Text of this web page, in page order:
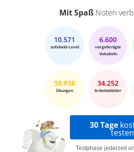
Mit Spaß Noten
10.571
sofaheld-Level
6.600
vorgefertigte
Vokabeln
38.938
Übungen
34.252
Arbeitsblätter
30 Tage
testen
Testphase jederzeit